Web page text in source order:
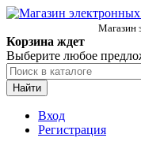
Магазин
Корзина ждет
Выберите любое
Найти
Вход
Регистрация